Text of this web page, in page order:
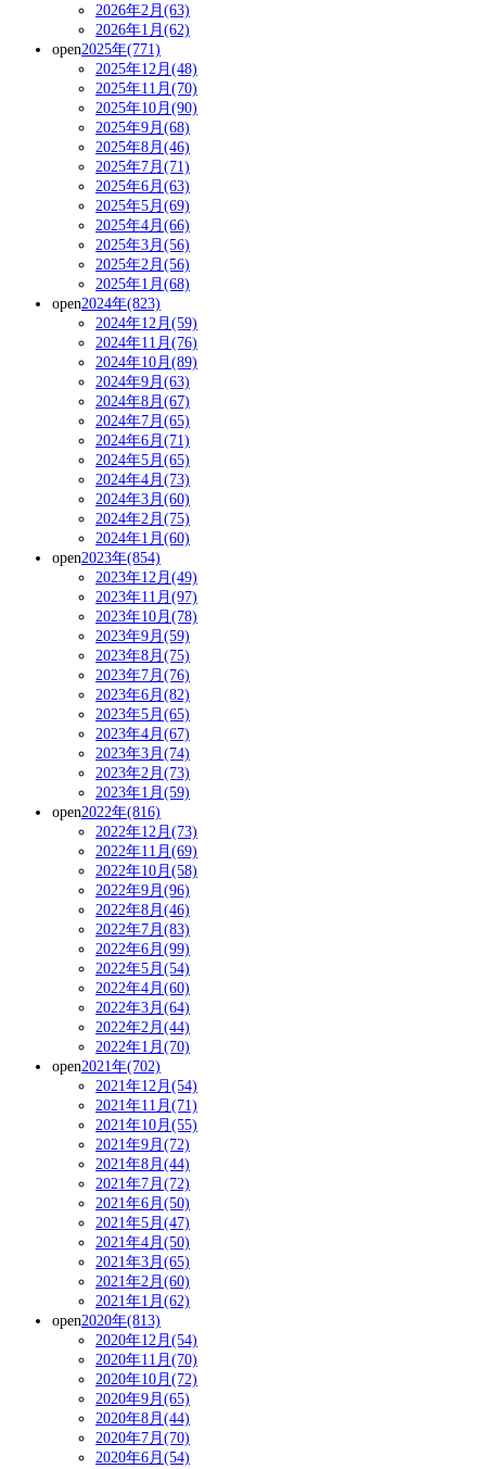
2026年2月(63)
2026年1月(62)
open2025年(771)
2025年12月(48)
2025年11月(70)
2025年10月(90)
2025年9月(68)
2025年8月(46)
2025年7月(71)
2025年6月(63)
2025年5月(69)
2025年4月(66)
2025年3月(56)
2025年2月(56)
2025年1月(68)
open2024年(823)
2024年12月(59)
2024年11月(76)
2024年10月(89)
2024年9月(63)
2024年8月(67)
2024年7月(65)
2024年6月(71)
2024年5月(65)
2024年4月(73)
2024年3月(60)
2024年2月(75)
2024年1月(60)
open2023年(854)
2023年12月(49)
2023年11月(97)
2023年10月(78)
2023年9月(59)
2023年8月(75)
2023年7月(76)
2023年6月(82)
2023年5月(65)
2023年4月(67)
2023年3月(74)
2023年2月(73)
2023年1月(59)
open2022年(816)
2022年12月(73)
2022年11月(69)
2022年10月(58)
2022年9月(96)
2022年8月(46)
2022年7月(83)
2022年6月(99)
2022年5月(54)
2022年4月(60)
2022年3月(64)
2022年2月(44)
2022年1月(70)
open2021年(702)
2021年12月(54)
2021年11月(71)
2021年10月(55)
2021年9月(72)
2021年8月(44)
2021年7月(72)
2021年6月(50)
2021年5月(47)
2021年4月(50)
2021年3月(65)
2021年2月(60)
2021年1月(62)
open2020年(813)
2020年12月(54)
2020年11月(70)
2020年10月(72)
2020年9月(65)
2020年8月(44)
2020年7月(70)
2020年6月(54)